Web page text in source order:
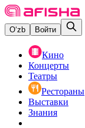
O‘zb Войти
Кино
Концерты
Театры
Рестораны
Выставки
Знания